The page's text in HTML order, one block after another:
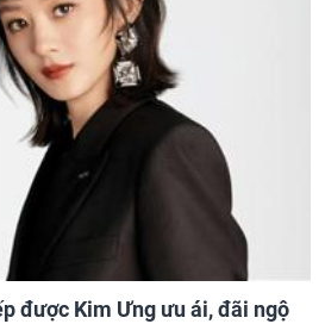
được Kim Ưng ưu ái, đãi ngộ